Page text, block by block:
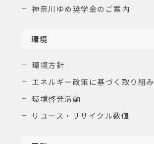
神奈川ゆめ奨学金のご案内
環境
環境方針
エネルギー政策に基づく取り組み
環境啓発活動
リユース・リサイクル数値